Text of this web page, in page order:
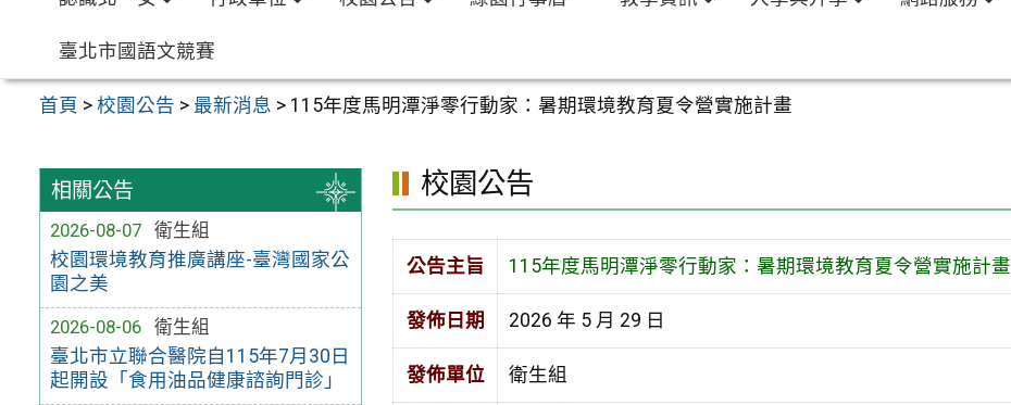
臺北市國語文競賽
首頁 >校園公告 > 最新消息 > 115年度馬明潭淨零行動家：暑期環境教育夏令營實施計畫
相關公告
2026-08-07
衛生組
校園環境教育推廣講座-臺灣國家公
園之美
2026-08-06
衛生組
臺北市立聯合醫院自115年7月30日
起開設「食用油品健康諮詢門診」
校園公告
公告主旨 115年度馬明潭淨零行動家：暑期環境教育夏令營實施計畫
發佈日期 2026 年 5 月 29 日
發佈單位 衛生組